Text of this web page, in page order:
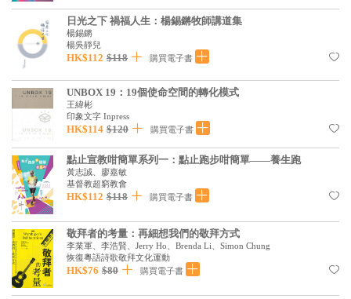
基道 Top 50
日光之下 禍福人生：楊錫鏘牧師講道集
楊錫鏘
楊吳靜兒
HK$112 $118 購買電子書
UNBOX 19：19個使命空間的轉化模式
王緯彬
印象文字 Inpress
HK$114 $120 購買電子書
點止宣教咁簡單系列一：點止跑步咁簡單——養生跑
黃志誠、廖嘉敏
基督教超窮教會
HK$112 $118 購買電子書
敬拜者的考量：再細想我們的敬拜方式
李業軍、李浩賢、Jerry Ho、Brenda Li、Simon Chung
恢復粵語詩歌敬拜文化運動
HK$76 $80 購買電子書